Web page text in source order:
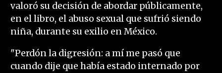
valoró su decisión de abordar públicamente,
en el libro, el abuso sexual que sufrió siendo
niña, durante su exilio en México.
"Perdón la digresión: a mí me pasó que
cuando dije que había estado internado por